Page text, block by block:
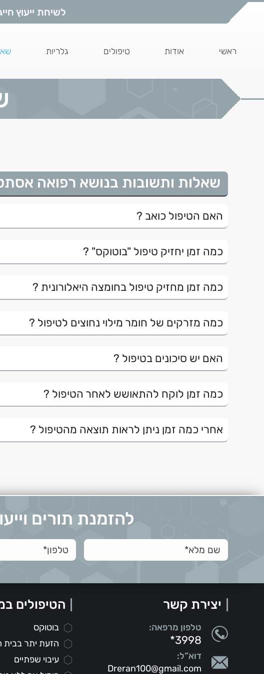
לשיחת ייעוץ
ראשי אודות טיפולים גלריות
שאלות ותשובות בנושא רפואה
האם הטיפול כואב ?
כמה זמן יחזיק טיפול "בוטוקס" ?
כמה זמן מחזיק טיפול בחומצה היאלורונית ?
כמה מזרקים של חומר מילוי נחוצים לטיפול ?
האם יש סיכונים בטיפול ?
כמה זמן לוקח להתאושש לאחר הטיפול ?
אחרי כמה זמן ניתן לראות תוצאה מהטיפול ?
להזמנת תורים
יצירת קשר
טלפון מרפאה:
*3998
דוא”ל:
Dreran100@gmail.com
הטיפולים
בוטוקס
הזעת יתר בבית
עיבוי שפתיים